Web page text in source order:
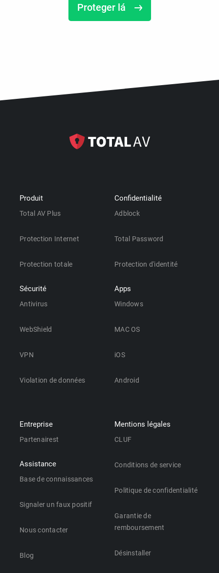
Proteger lá
Produit
Total AV Plus
Protection Internet
Protection totale
Sécurité
Antivirus
WebShield
VPN
Violation de données
Confidentialité
Adblock
Total Password
Protection d'identité
Apps
Windows
MAC OS
iOS
Android
Entreprise
Partenairest
Assistance
Base de connaissances
Signaler un faux positif
Nous contacter
Blog
Mentions légales
CLUF
Conditions de service
Politique de confidentialité
Garantie de
remboursement
Désinstaller